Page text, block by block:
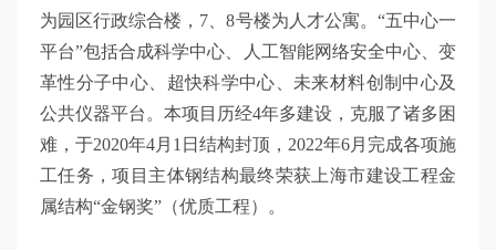
为园区行政综合楼，7、8号楼为人才公寓。“五中心一
平台”包括合成科学中心、人工智能网络安全中心、变
革性分子中心、超快科学中心、未来材料创制中心及
公共仪器平台。本项目历经4年多建设，克服了诸多困
难，于2020年4月1日结构封顶，2022年6月完成各项施
工任务，项目主体钢结构最终荣获上海市建设工程金
属结构“金钢奖”（优质工程）。